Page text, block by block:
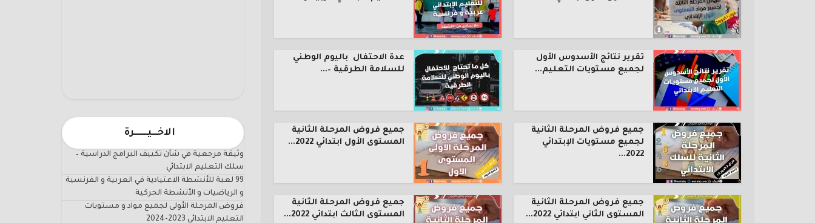
الاخـــيـــــــرة
وثيقة مرجعية في شأن تكييف البرامج الدراسية –
سلك التعليم الابتدائي
99 لعبة للأنشطة الاعتيادية في العربية و الفرنسية
و الرياضيات و الأنشطة الحركية
فروض المرحلة الأولى لجميع مواد و مستويات
التعليم الابتدائي 2023-2024
تقرير نتائج الأسدوس الأول
لجميع مستويات التعليم...
عدة الاحتفال باليوم الوطني
للسلامة الطرقية –...
جميع فروض المرحلة الثانية
لجميع مستويات الإبتدائي
2022...
جميع فروض المرحلة الثانية
المستوى الأول ابتدائي 2022...
جميع فروض المرحلة الثانية
المستوى الثاني ابتدائي 2022...
جميع فروض المرحلة الثانية
المستوى الثالث ابتدائي 2022...